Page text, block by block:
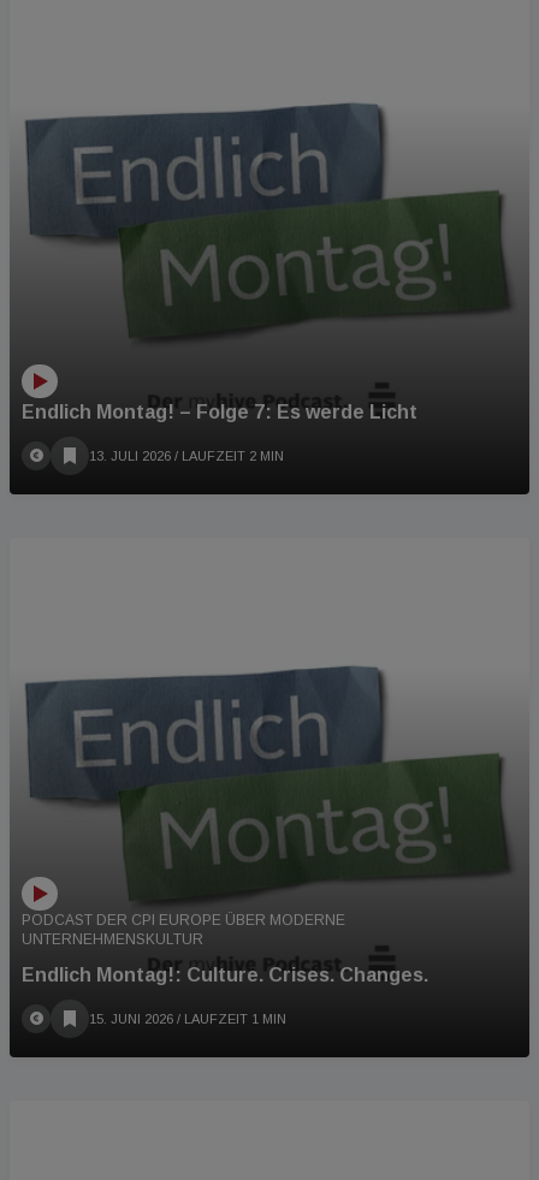
Endlich Montag! – Folge 7: Es werde Licht
13. JULI 2026 / LAUFZEIT 2 MIN
PODCAST DER CPI EUROPE ÜBER MODERNE
UNTERNEHMENSKULTUR
Endlich Montag!: Culture. Crises. Changes.
15. JUNI 2026 / LAUFZEIT 1 MIN